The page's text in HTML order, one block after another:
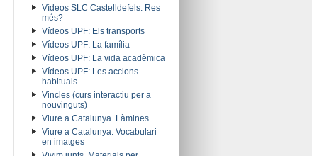
Vídeos SLC Castelldefels. Res
més?
Vídeos UPF: Els transports
Vídeos UPF: La família
Vídeos UPF: La vida acadèmica
Vídeos UPF: Les accions
habituals
Vincles (curs interactiu per a
nouvinguts)
Viure a Catalunya. Làmines
Viure a Catalunya. Vocabulari
en imatges